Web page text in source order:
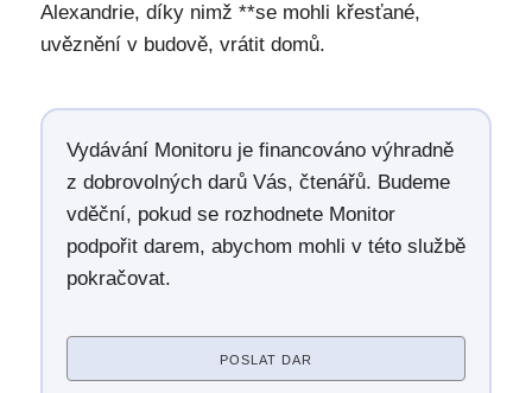
Alexandrie, díky nimž **se mohli křesťané,
uvěznění v budově, vrátit domů.
Vydávání Monitoru je financováno výhradně
z dobrovolných darů Vás, čtenářů. Budeme
vděční, pokud se rozhodnete Monitor
podpořit darem, abychom mohli v této službě
pokračovat.
POSLAT DAR